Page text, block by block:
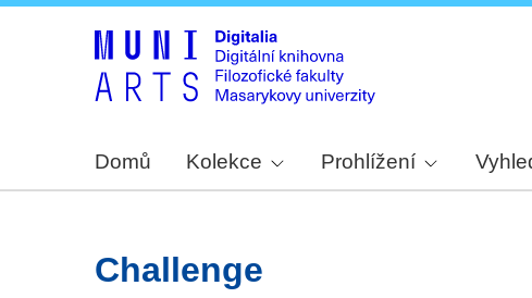
Domů Kolekce Prohlížení
Challenge